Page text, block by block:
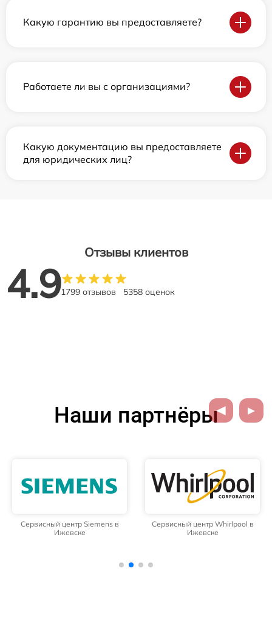
Какую гарантию вы предоставляете?
Работаете ли вы с организациями?
Какую документацию вы предоставляете
для юридических лиц?
Отзывы клиентов
4.91799 отзывов 5358 оценок
Наши партнёры
Сервисный центр Siemens в
Ижевске
Сервисный центр Whirlpool в
Ижевске